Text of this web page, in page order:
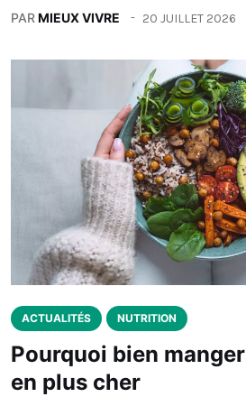
PARMIEUX VIVRE 20 JUILLET 2026
ACTUALITÉS NUTRITION
Pourquoi bien
en plus cher